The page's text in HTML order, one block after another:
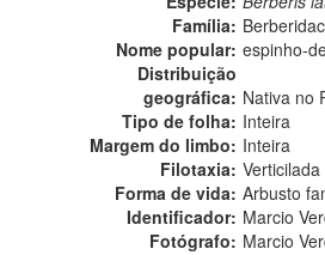
Família:
Nome popular: espinho-
Distribuição
geográfica: Nativa no
Tipo de folha: Inteira
Margem do limbo: Inteira
Filotaxia: Verticilada
Forma de vida: Arbusto
Identificador: Marcio
Fotógrafo: Marcio